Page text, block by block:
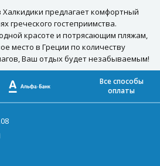
предлагает комфортный
греческого гостеприимства.
красоте и потрясающим пляжам,
место в Греции по количеству
Ваш отдых будет незабываемым!
Все способы
оплаты